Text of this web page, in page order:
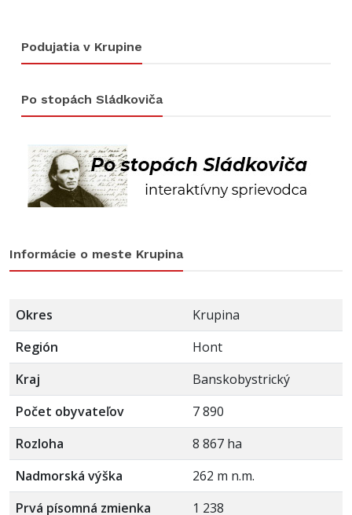
Podujatia v Krupine
Po stopách Sládkoviča
Informácie o meste Krupina
Okres
Krupina
Región
Hont
Kraj
Banskobystrický
Počet obyvateľov
7 890
Rozloha
8 867 ha
Nadmorská výška
262 m n.m.
Prvá písomná zmienka
1 238